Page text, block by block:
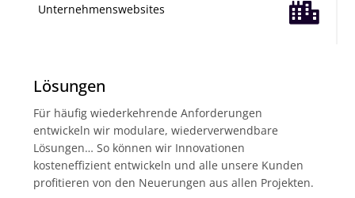

Unternehmenswebsites
Lösungen
Für häufig wiederkehrende Anforderungen
entwickeln wir modulare, wiederverwendbare
Lösungen… So können wir Innovationen
kosteneffizient entwickeln und alle unsere Kunden
profitieren von den Neuerungen aus allen Projekten.